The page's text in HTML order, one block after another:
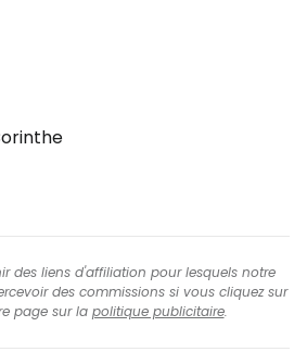
des liens d'affiliation pour lesquels notre
des commissions si vous cliquez sur
page sur la politique publicitaire.